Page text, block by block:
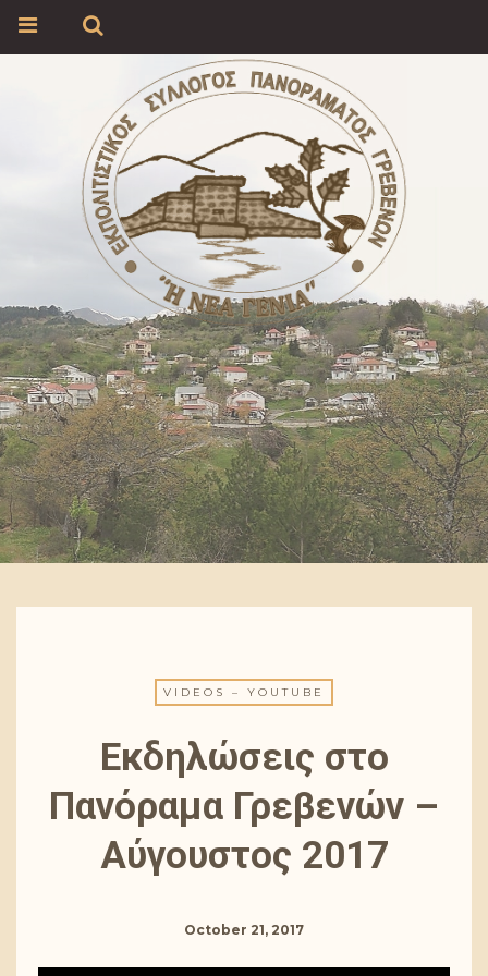
VIDEOS – YOUTUBE
Εκδηλώσεις στο
Πανόραμα Γρεβενών –
Αύγουστος 2017
October 21, 2017